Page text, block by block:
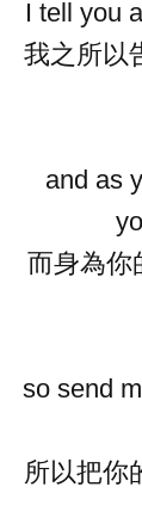
I tell you
我之所以
and as
而身為你
so send
所以把你